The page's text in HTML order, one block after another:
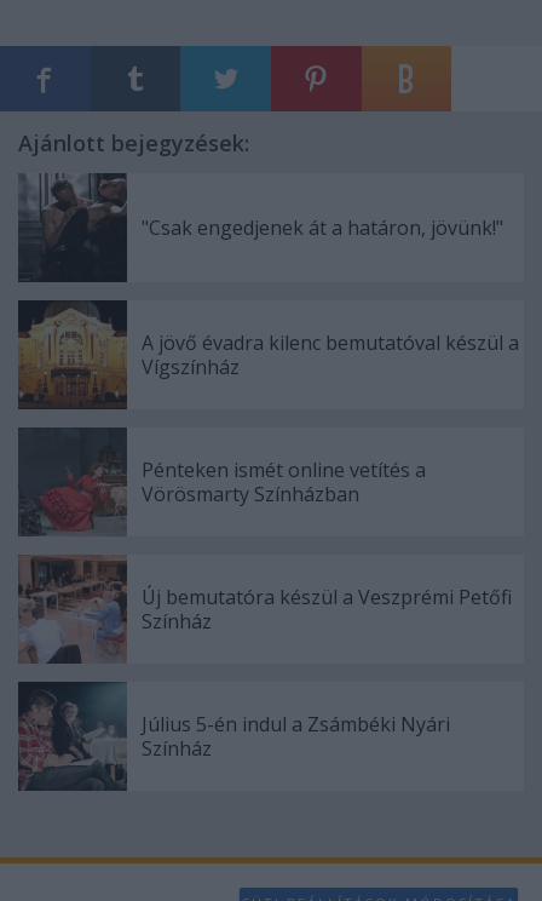
Ajánlott bejegyzések:
"Csak engedjenek át a határon, jövünk!"
A jövő évadra kilenc bemutatóval készül a
Vígszínház
Pénteken ismét online vetítés a
Vörösmarty Színházban
Új bemutatóra készül a Veszprémi Petőfi
Színház
Július 5-én indul a Zsámbéki Nyári
Színház